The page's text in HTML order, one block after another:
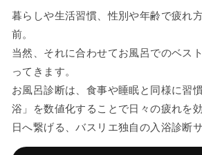
暮らしや生活習慣、性別や年齢で疲れ
前。
当然、それに合わせてお風呂でのベス
ってきます。
お風呂診断は、食事や睡眠と同様に習
浴」を数値化することで日々の疲れを
日へ繋げる、バスリエ独自の入浴診断